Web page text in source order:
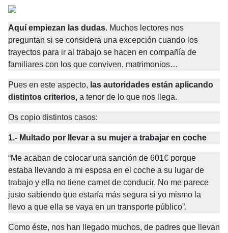
Aquí empiezan las dudas. Muchos lectores nos
preguntan si se considera una excepción cuando los
trayectos para ir al trabajo se hacen en compañía de
familiares con los que conviven, matrimonios…
Pues en este aspecto, las autoridades están aplicando
distintos criterios, a tenor de lo que nos llega.
Os copio distintos casos:
1.- Multado por llevar a su mujer a trabajar en coche
“Me acaban de colocar una sanción de 601€ porque
estaba llevando a mi esposa en el coche a su lugar de
trabajo y ella no tiene carnet de conducir. No me parece
justo sabiendo que estaría más segura si yo mismo la
llevo a que ella se vaya en un transporte público”.
Como éste, nos han llegado muchos, de padres que llevan